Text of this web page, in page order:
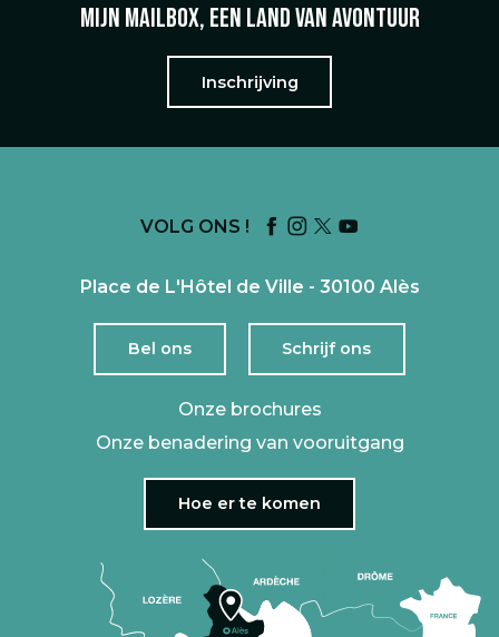
Mijn mailbox, een land van avontuur
Inschrijving
VOLG ONS !
Place de L'Hôtel de Ville - 30100 Alès
Bel ons Schrijf ons
Onze brochures
Onze benadering van vooruitgang
Hoe er te komen